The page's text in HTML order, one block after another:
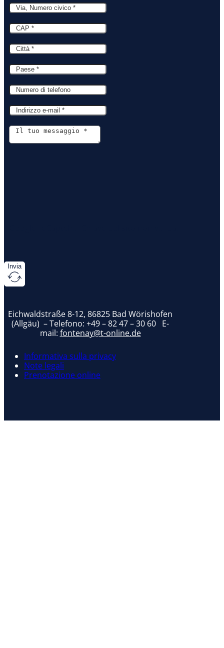
Invia
Eichwaldstraße 8-12, 86825 Bad Wörishofen
(Allgäu) – Telefono: +49 – 82 47 – 30 60 E-
mail: fontenay@t-online.de
Informativa sulla privacy
Note legali
Prenotazione online